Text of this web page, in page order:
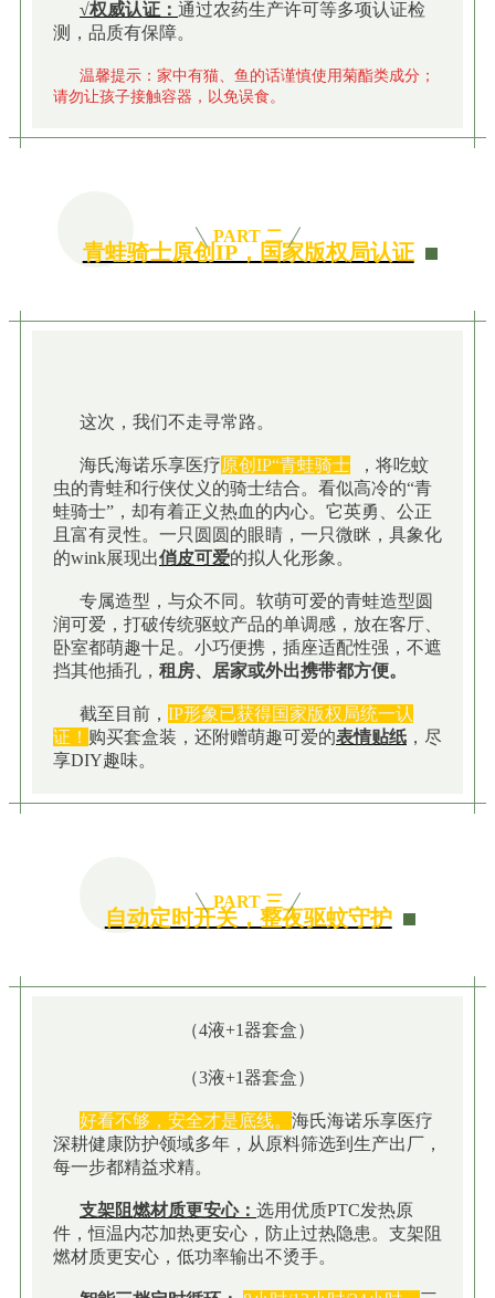
√权威认证： 通过农药生产许可等多项认证检
测，品质有保障。
温馨提示：家中有猫、鱼的话谨慎使用菊酯类成分；
请勿让孩子接触容器，以免误食。
PART 二
青蛙骑士原创IP，国家版权局认证
这次，我们不走寻常路。
海氏海诺乐享医疗原创IP“青蛙骑士
，将吃蚊
虫的青蛙和行侠仗义的骑士结合。看似高冷的“青
蛙骑士”，却有着正义热血的内心。它英勇、公正
且富有灵性。一只圆圆的眼睛，一只微眯，具象化
的wink展现出俏皮可爱的拟人化形象。
专属造型，与众不同。软萌可爱的青蛙造型圆
润可爱，打破传统驱蚊产品的单调感，放在客厅、
卧室都萌趣十足。小巧便携，插座适配性强，不遮
挡其他插孔， 租房、居家或外出携带都方便。
截至目前， IP形象已获得国家版权局统一认
证！ 购买套盒装，还附赠萌趣可爱的表情贴纸 ，尽
享DIY趣味。
PART 三
自动定时开关，整夜驱蚊守护
（4液+1器套盒）
（3液+1器套盒）
好看不够，安全才是底线。 海氏海诺乐享医疗
深耕健康防护领域多年，从原料筛选到生产出厂，
每一步都精益求精。
支架阻燃材质更安心： 选用优质PTC发热原
件，恒温内芯加热更安心，防止过热隐患。支架阻
燃材质更安心，低功率输出不烫手。